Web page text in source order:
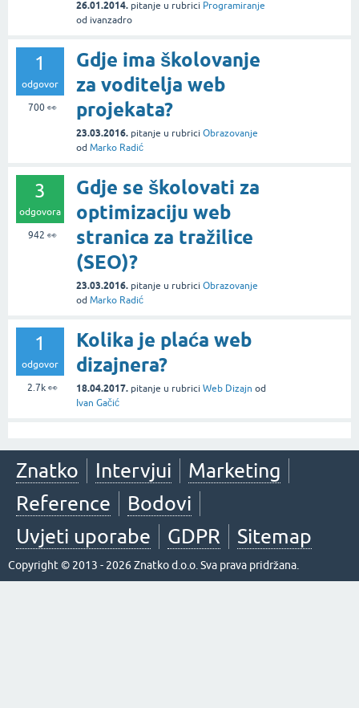
26.01.2014. pitanje u rubrici Programiranje
od ivanzadro
1
odgovor
700👀
Gdje ima školovanje
za voditelja web
projekata?
23.03.2016. pitanje u rubrici Obrazovanje
od Marko Radić
3
odgovora
942 👀
Gdje se školovati za
optimizaciju web
stranica za tražilice
(SEO)?
23.03.2016. pitanje u rubrici Obrazovanje
od Marko Radić
1
odgovor
2.7k👀
Kolika je plaća web
dizajnera?
18.04.2017. pitanje u rubrici Web Dizajn od
Ivan Gačić
Znatko Intervjui
Marketing
Reference
Bodovi
Uvjeti uporabe
GDPR Sitemap
Copyright © 2013 - 2026 Znatko d.o.o. Sva prava pridržana.